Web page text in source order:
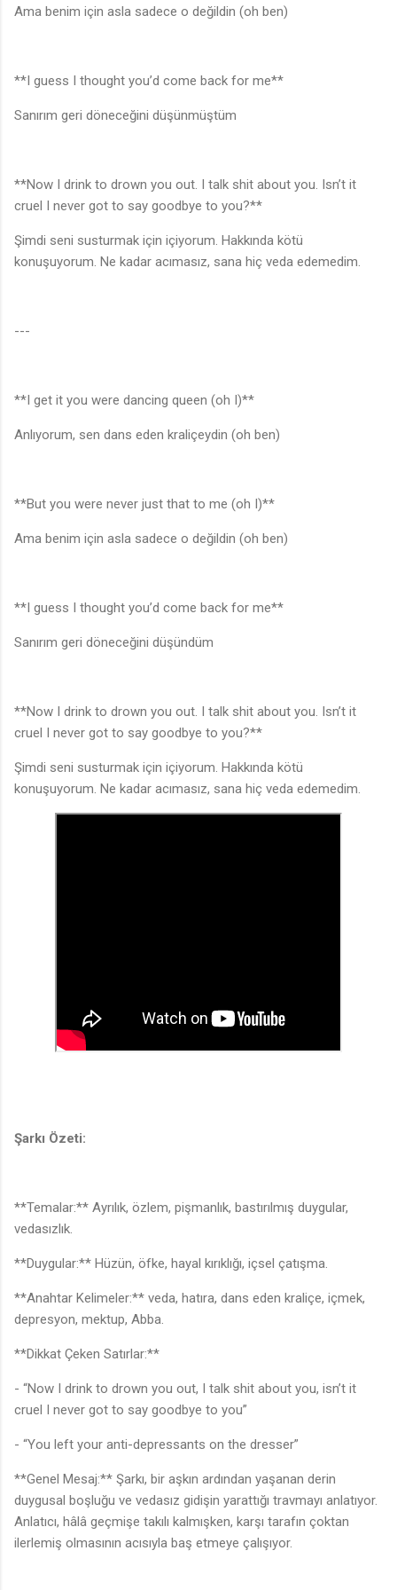
Ama benim için asla sadece o değildin (oh ben)
**I guess I thought you’d come back for me**
Sanırım geri döneceğini düşünmüştüm
**Now I drink to drown you out. I talk shit about you. Isn’t it
cruel I never got to say goodbye to you?**
Şimdi seni susturmak için içiyorum. Hakkında kötü
konuşuyorum. Ne kadar acımasız, sana hiç veda edemedim.
---
**I get it you were dancing queen (oh I)**
Anlıyorum, sen dans eden kraliçeydin (oh ben)
**But you were never just that to me (oh I)**
Ama benim için asla sadece o değildin (oh ben)
**I guess I thought you’d come back for me**
Sanırım geri döneceğini düşündüm
**Now I drink to drown you out. I talk shit about you. Isn’t it
cruel I never got to say goodbye to you?**
Şimdi seni susturmak için içiyorum. Hakkında kötü
konuşuyorum. Ne kadar acımasız, sana hiç veda edemedim.
Şarkı Özeti:
**Temalar:** Ayrılık, özlem, pişmanlık, bastırılmış duygular,
vedasızlık.
**Duygular:** Hüzün, öfke, hayal kırıklığı, içsel çatışma.
**Anahtar Kelimeler:** veda, hatıra, dans eden kraliçe, içmek,
depresyon, mektup, Abba.
**Dikkat Çeken Satırlar:**
- “Now I drink to drown you out, I talk shit about you, isn’t it
cruel I never got to say goodbye to you”
- “You left your anti-depressants on the dresser”
**Genel Mesaj:** Şarkı, bir aşkın ardından yaşanan derin
duygusal boşluğu ve vedasız gidişin yarattığı travmayı anlatıyor.
Anlatıcı, hâlâ geçmişe takılı kalmışken, karşı tarafın çoktan
ilerlemiş olmasının acısıyla baş etmeye çalışıyor.